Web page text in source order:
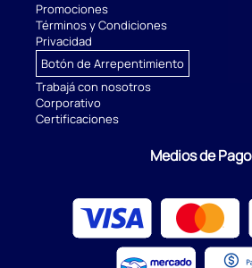
Promociones
Términos y Condiciones
Privacidad
Botón de Arrepentimiento
Trabajá con nosotros
Corporativo
Certificaciones
Medios de Pago